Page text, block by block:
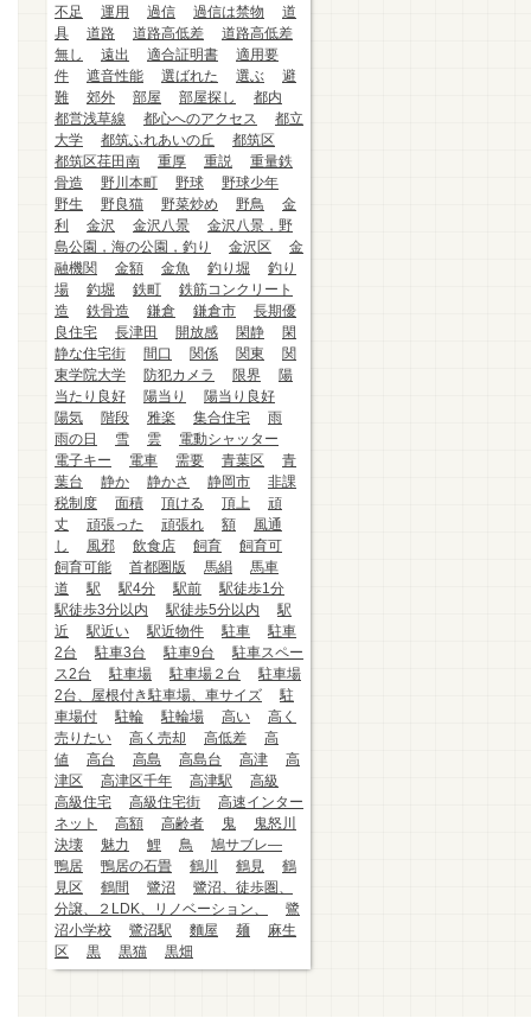
不足
運用 過信 過信は禁物
道
具
道路 道路高低差
道路高低差
無し
遠出 適合証明書
適用要
件
遮音性能 選ばれた 選ぶ
避
難
郊外 部屋 部屋探し
都内
都営浅草線
都心へのアクセス
都立
大学
都筑ふれあいの丘
都筑区
都筑区荏田南
重厚 重説
重量鉄
骨造
野川本町 野球
野球少年
野生
野良猫 野菜炒め 野鳥
金
利
金沢 金沢八景
金沢八景，野
島公園，海の公園，釣り
金沢区
金
融機関
金額 金魚 釣り堀
釣り
場
釣堀 鉄町
鉄筋コンクリート
造
鉄骨造 鎌倉 鎌倉市
長期優
良住宅
長津田 開放感 閑静
閑
静な住宅街
間口 関係 関東
関
東学院大学
防犯カメラ 限界
陽
当たり良好
陽当り
陽当り良好
陽気
階段 雅楽 集合住宅
雨
雨の日
雪 雲
電動シャッター
電子キー
電車 需要 青葉区
青
葉台
静か 静かさ 静岡市
非課
税制度
面積 頂ける 頂上
頑
丈
頑張った 頑張れ 額
風通
し
風邪 飲食店 飼育
飼育可
飼育可能
首都圏版 馬絹
馬車
道
駅 駅4分 駅前
駅徒歩1分
駅徒歩3分以内
駅徒歩5分以内
駅
近
駅近い 駅近物件 駐車
駐車
2台
駐車3台 駐車9台
駐車スペー
ス2台
駐車場 駐車場２台
駐車場
2台、屋根付き駐車場、車サイズ
駐
車場付
駐輪 駐輪場 高い
高く
売りたい
高く売却 高低差
高
値
高台 高島 高島台 高津
高
津区
高津区千年 高津駅
高級
高級住宅
高級住宅街
高速インター
ネット
高額 高齢者 鬼
鬼怒川
決壊
魅力 鯉 鳥
鳩サブレ―
鴨居
鴨居の石畳 鶴川 鶴見
鶴
見区
鶴間 鷺沼
鷺沼、徒歩圏、
分譲、２LDK、リノベーション、
鷺
沼小学校
鷺沼駅 麵屋 麺
麻生
区
黒 黒猫 黒畑